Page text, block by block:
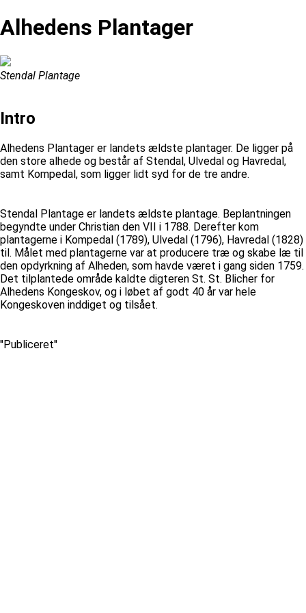
Alhedens Plantager
Stendal Plantage
Intro
Alhedens Plantager er landets ældste plantager. De ligger på
den store alhede og består af Stendal, Ulvedal og Havredal,
samt Kompedal, som ligger lidt syd for de tre andre.
Stendal Plantage er landets ældste plantage. Beplantningen
begyndte under Christian den VII i 1788. Derefter kom
plantagerne i Kompedal (1789), Ulvedal (1796), Havredal (1828)
til. Målet med plantagerne var at producere træ og skabe læ til
den opdyrkning af Alheden, som havde været i gang siden 1759.
Det tilplantede område kaldte digteren St. St. Blicher for
Alhedens Kongeskov, og i løbet af godt 40 år var hele
Kongeskoven inddiget og tilsået.
''Publiceret''